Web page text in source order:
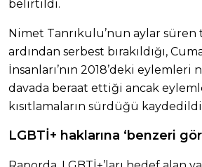
belirtildi.
Nimet Tanrıkulu’nun aylar
ardından serbest bırakıldığı,
İnsanları’nın 2018’deki eylemleri
davada beraat ettiği ancak
kısıtlamaların sürdüğü
LGBTİ+ haklarına ‘benzeri